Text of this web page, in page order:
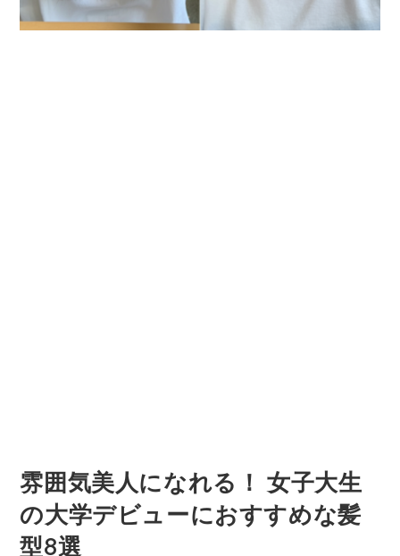
雰囲気美人になれる！ 女子大生
の大学デビューにおすすめな髪
型8選